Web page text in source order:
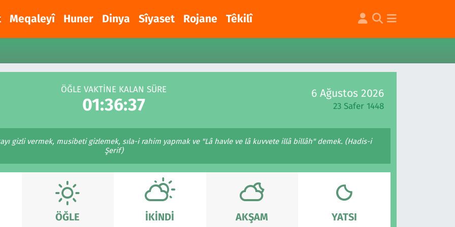
Meqaleyî Huner Dinya Sîyaset Rojane Têkilî
ÖĞLE VAKTİNE KALAN SÜRE
01:36:37
6 Ağustos 2026
23 Safer 1448
gizli vermek, musibeti gizlemek, sıla-i rahim yapmak ve "Lâ havle ve lâ kuvvete illâ billâh" demek. (Hadis-i
Şerif)
ÖĞLE İKINDI AKŞAM YATSI